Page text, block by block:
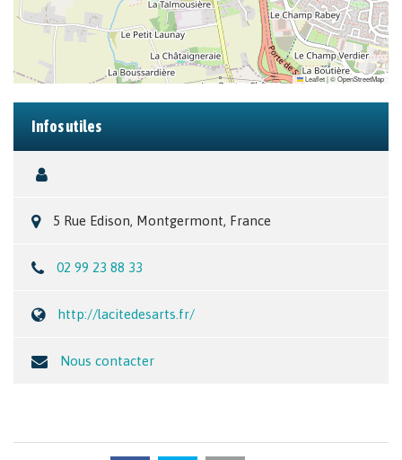
Leaflet|©OpenStreetMap
Infos utiles
5 Rue Edison, Montgermont, France
02 99 23 88 33
http://lacitedesarts.fr/
Nous contacter